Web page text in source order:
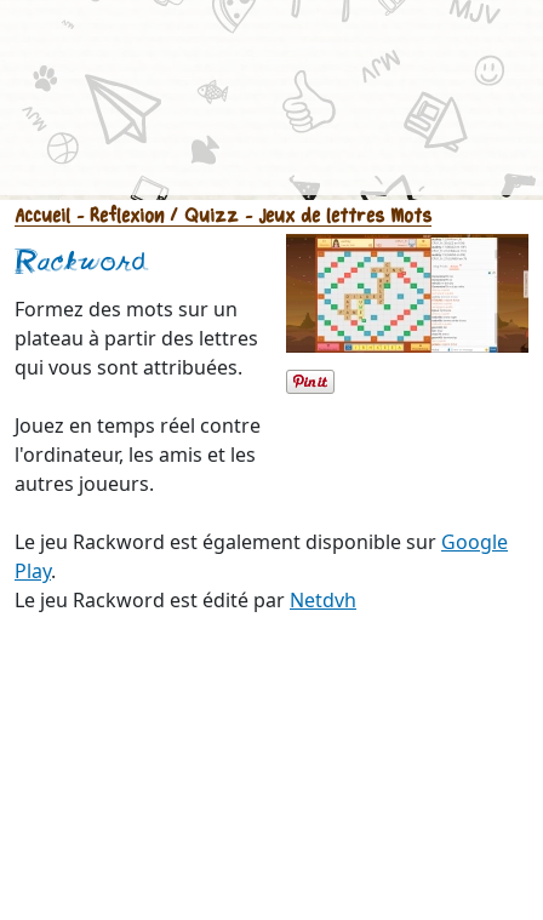
Accueil - Reflexion / Quizz - Jeux de lettres Mots
Rackword
Formez des mots sur un
plateau à partir des lettres
qui vous sont attribuées.
Jouez en temps réel contre
l'ordinateur, les amis et les
autres joueurs.
Le jeu Rackword est également disponible sur Google
Play.
Le jeu Rackword est édité par Netdvh